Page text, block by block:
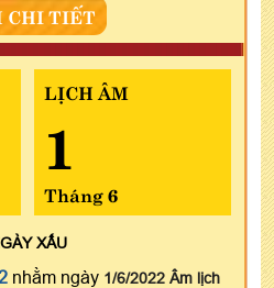
CHI TIẾT
LỊCH ÂM
1
Tháng 6
XẤU
nhằm ngày 1/6/2022 Âm lịch